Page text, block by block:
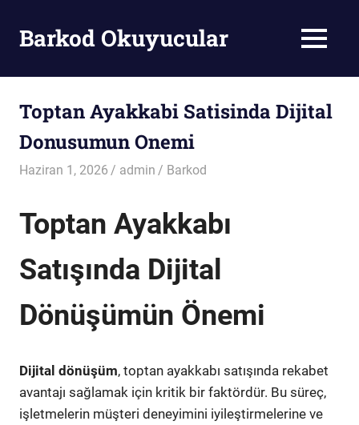
contentBarkod Okuyucular MENU
Toptan Ayakkabi Satisinda Dijital
Donusumun Onemi
Haziran 1, 2026 admin Barkod
Toptan Ayakkabı
Satışında Dijital
Dönüşümün Önemi
Dijital dönüşüm, toptan ayakkabı satışında rekabet
avantajı sağlamak için kritik bir faktördür. Bu süreç,
işletmelerin müşteri deneyimini iyileştirmelerine ve